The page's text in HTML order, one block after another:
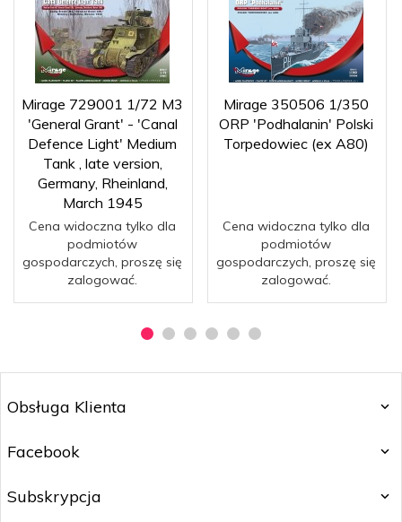
Mirage 729001 1/72 M3
'General Grant' - 'Canal
Defence Light' Medium
Tank , late version,
Germany, Rheinland,
March 1945
Cena widoczna tylko dla
podmiotów
gospodarczych, proszę się
zalogować.
Mirage 350506 1/350
ORP 'Podhalanin' Polski
Torpedowiec (ex A80)
Cena widoczna tylko dla
podmiotów
gospodarczych, proszę się
zalogować.
Obsługa Klienta
Facebook
Subskrypcja